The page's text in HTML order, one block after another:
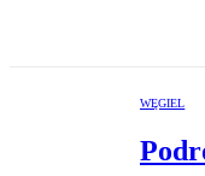
WĘGIEL